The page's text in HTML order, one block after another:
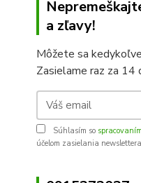
a zľavy!
Môžete sa
Zasielame raz za 14
Súhlasím so
účelom zasielania